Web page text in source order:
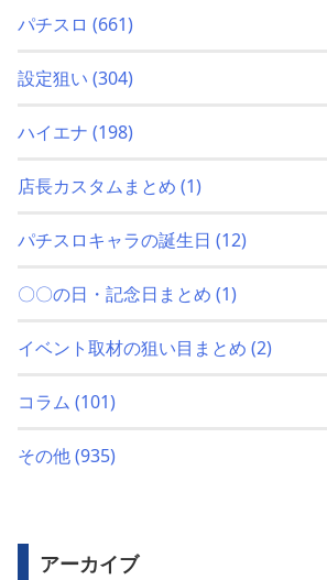
パチスロ (661)
設定狙い (304)
ハイエナ (198)
店長カスタムまとめ (1)
パチスロキャラの誕生日 (12)
〇〇の日・記念日まとめ (1)
イベント取材の狙い目まとめ (2)
コラム (101)
その他(935)
アーカイブ